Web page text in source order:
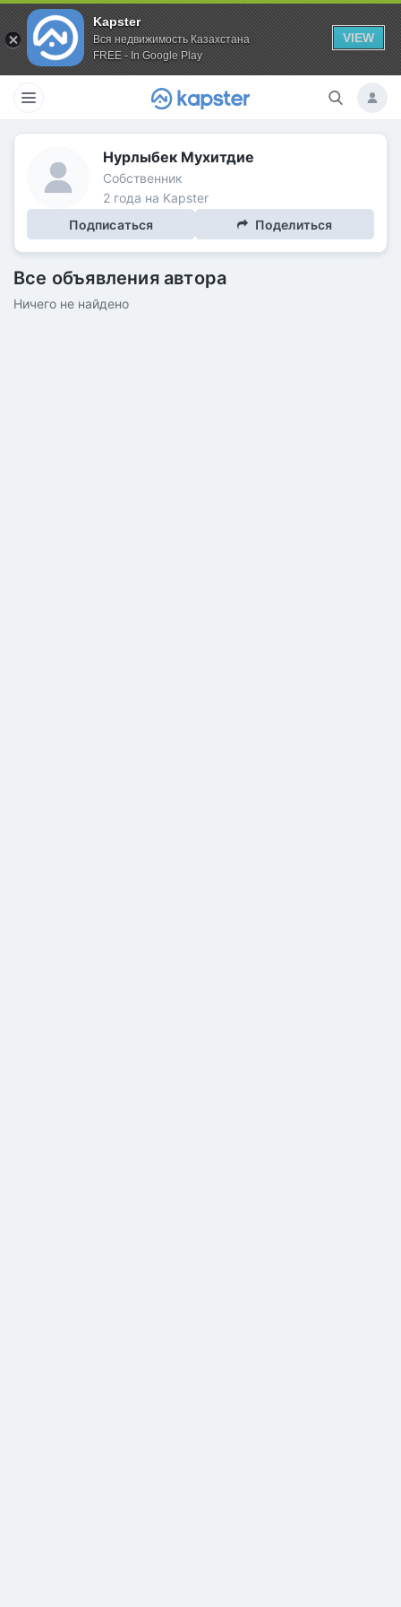
Kapster
Вся недвижимость Казахстана
FREE - In Google Play
VIEW
Нурлыбек Мухитдие
Собственник
2 года на Kapster
Подписаться
Поделиться
Все объявления автора
Ничего не найдено